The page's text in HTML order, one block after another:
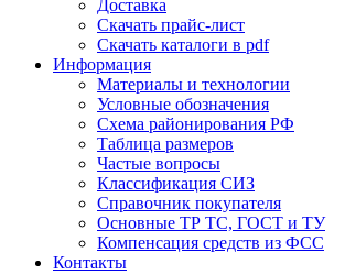
Доставка
Скачать прайс-лист
Скачать каталоги в pdf
Информация
Материалы и технологии
Условные обозначения
Схема районирования РФ
Таблица размеров
Частые вопросы
Классификация СИЗ
Справочник покупателя
Основные ТР ТС, ГОСТ и ТУ
Компенсация средств из ФСС
Контакты